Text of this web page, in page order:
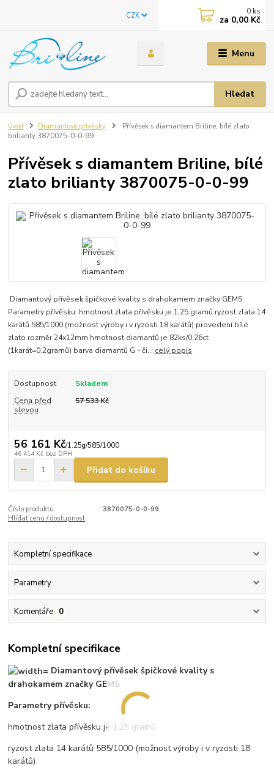
Menu
CZK
Hledat
0 ks
za 0,00 Kč
Úvod Diamantové přívěsky
Přívěsek s diamantem Briline, bílé zlato
brilianty 3870075-0-0-99
Přívěsek s diamantem Briline, bílé
zlato brilianty 3870075-0-0-99
Diamantový přívěsek špičkové kvality s drahokamem značky GEMS
Parametry přívěsku: hmotnost zlata přívěsku je 1,25 gramů ryzost zlata 14
karátů 585/1000 (možnost výroby i v ryzosti 18 karátů) provedení bílé
zlato rozměr 24x12mm hmotnost diamantů je 82ks/0,26ct
(1karát=0.2gramů) barva diamantů G - či... celý popis
Dostupnost
Skladem
Cena před
slevou
57 533 Kč
56 161 Kč/1.25g/585/1000
46 414 Kč bez DPH
Přidat do košíku
Číslo produktu:
3870075-0-0-99
Hlídat cenu / dostupnost
Kompletní specifikace
Parametry
Komentáře 0
Kompletní specifikace
Diamantový přívěsek špičkové kvality s
drahokamem značky GEMS
Parametry přívěsku:
hmotnost zlata přívěsku je 1,25 gramů
ryzost zlata 14 karátů 585/1000 (možnost výroby i v ryzosti 18
karátů)